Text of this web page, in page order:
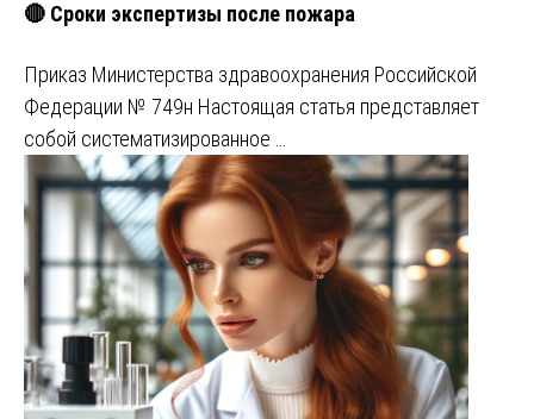
🔴 Сроки экспертизы после пожара
Приказ Министерства здравоохранения Российской
Федерации № 749н Настоящая статья представляет
собой систематизированное …